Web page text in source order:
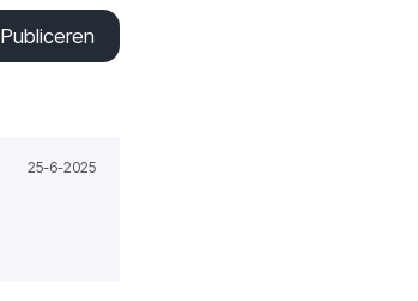
Publiceren
25-6-2025